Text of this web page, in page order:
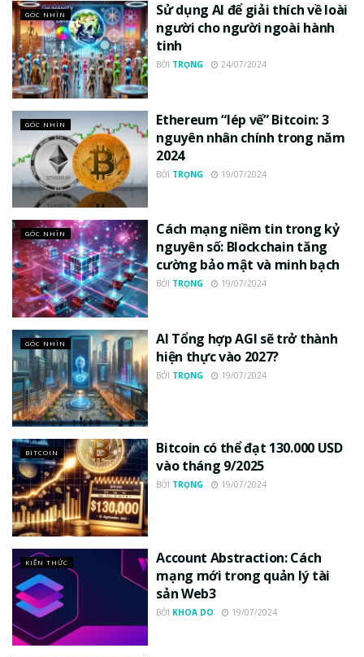
GÓC NHÌN
Sử dụng AI để giải thích về loài
người cho người ngoài hành
tinh
BỞI TRỌNG 24/07/2024
GÓC NHÌN
Ethereum “lép vế” Bitcoin: 3
nguyên nhân chính trong năm
2024
BỞI TRỌNG 19/07/2024
GÓC NHÌN
Cách mạng niềm tin trong kỷ
nguyên số: Blockchain tăng
cường bảo mật và minh bạch
BỞI TRỌNG 19/07/2024
GÓC NHÌN
AI Tổng hợp AGI sẽ trở thành
hiện thực vào 2027?
BỞI TRỌNG 19/07/2024
BITCOIN
Bitcoin có thể đạt 130.000 USD
vào tháng 9/2025
BỞI TRỌNG 19/07/2024
KIẾN THỨC
Account Abstraction: Cách
mạng mới trong quản lý tài
sản Web3
BỞI KHOA DO 19/07/2024